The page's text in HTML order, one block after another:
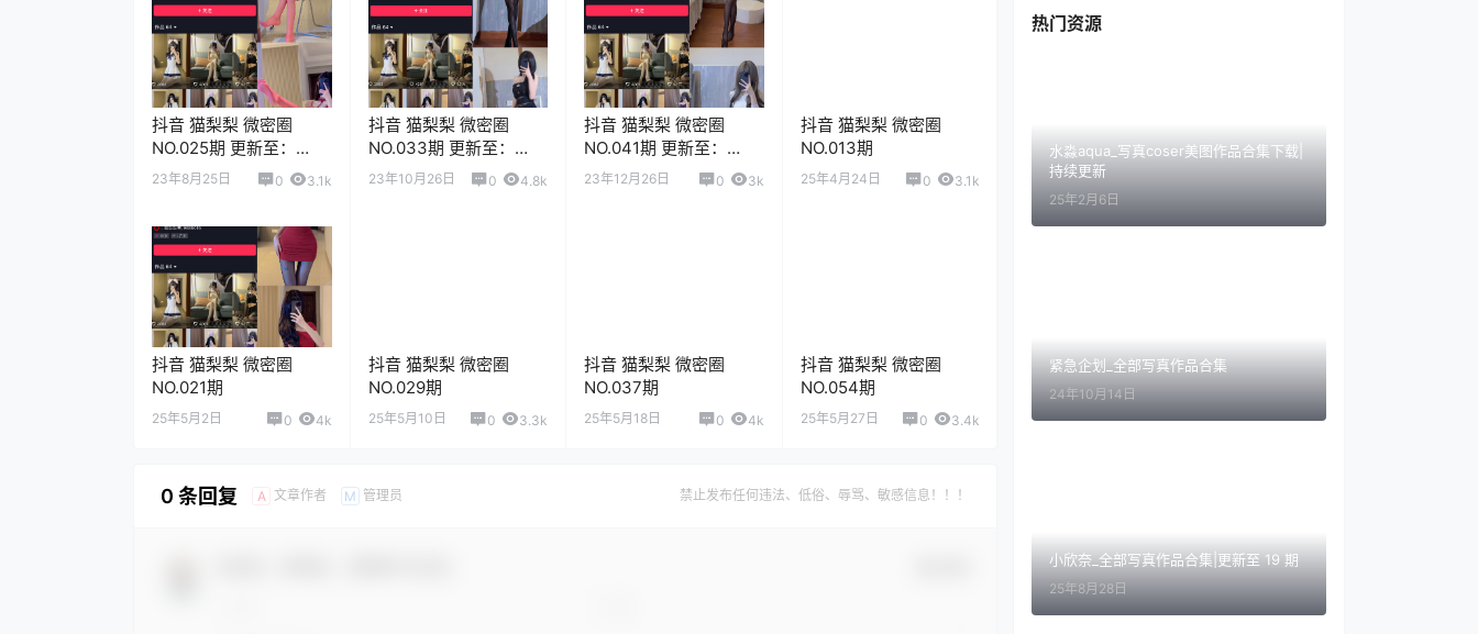
抖音 猫梨梨 微密圈
NO.025期 更新至：
2023.8.25
23年8月25日 0 3.1k
抖音 猫梨梨 微密圈
NO.033期 更新至：
2023.10.26
23年10月26日 0 4.8k
抖音 猫梨梨 微密圈
NO.041期 更新至：
2023.12.26
23年12月26日 0 3k
抖音 猫梨梨 微密圈
NO.013期
25年4月24日 0 3.1k
抖音 猫梨梨 微密圈
NO.021期
25年5月2日 0 4k
抖音 猫梨梨 微密圈
NO.029期
25年5月10日 0 3.3k
抖音 猫梨梨 微密圈
NO.037期
25年5月18日 0 4k
抖音 猫梨梨 微密圈
NO.054期
25年5月27日 0 3.4k
0 条回复 A 文章作者 M 管理员 禁止发布任何违法、低俗、辱骂、敏感信息！！！
热门资源
水淼aqua_写真coser美图作品合集下载|
持续更新
25年2月6日
紧急企划_全部写真作品合集
24年10月14日
小欣奈_全部写真作品合集|更新至 19 期
25年8月28日